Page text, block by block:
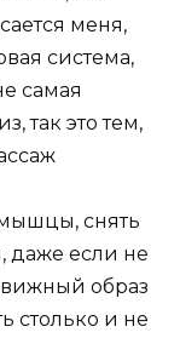
меня,
система,
самая
так это тем,
снять
даже если не
образ
столько и не